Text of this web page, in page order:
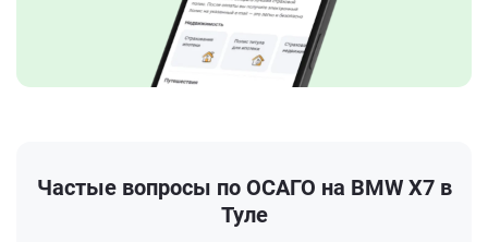
Частые вопросы по ОСАГО на BMW X7 в
Туле